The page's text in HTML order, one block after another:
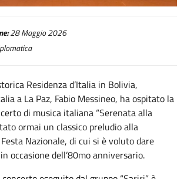
alla Repubblica” per celebrare il 2 giugno
28 Maggio 2026
Residenza d’Italia in Bolivia,
a La Paz, Fabio Messineo, ha ospitato la
di musica italiana “Serenata alla
ormai un classico preludio alla
Nazionale, di cui si è voluto dare
occasione dell’80mo anniversario.